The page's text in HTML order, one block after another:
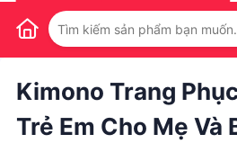
1 /
Kimono Trang
Trẻ Em Cho Mẹ Và